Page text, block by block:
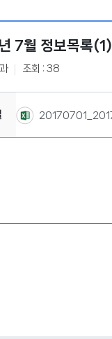
7월 정보목록(1)
조회 : 38